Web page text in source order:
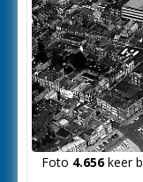
Foto 4.656keer